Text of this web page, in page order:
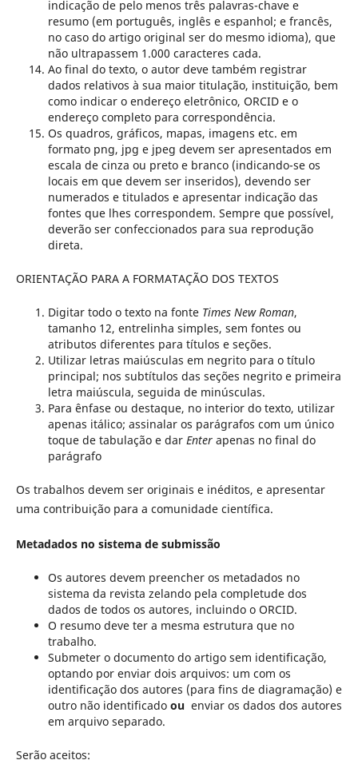
indicação de pelo menos três palavras-chave e
resumo (em português, inglês e espanhol; e francês,
no caso do artigo original ser do mesmo idioma), que
não ultrapassem 1.000 caracteres cada.
Ao final do texto, o autor deve também registrar
dados relativos à sua maior titulação, instituição, bem
como indicar o endereço eletrônico, ORCID e o
endereço completo para correspondência.
Os quadros, gráficos, mapas, imagens etc. em
formato png, jpg e jpeg devem ser apresentados em
escala de cinza ou preto e branco (indicando-se os
locais em que devem ser inseridos), devendo ser
numerados e titulados e apresentar indicação das
fontes que lhes correspondem. Sempre que possível,
deverão ser confeccionados para sua reprodução
direta.
ORIENTAÇÃO PARA A FORMATAÇÃO DOS TEXTOS
Digitar todo o texto na fonte Times New Roman,
tamanho 12, entrelinha simples, sem fontes ou
atributos diferentes para títulos e seções.
Utilizar letras maiúsculas em negrito para o título
principal; nos subtítulos das seções negrito e primeira
letra maiúscula, seguida de minúsculas.
Para ênfase ou destaque, no interior do texto, utilizar
apenas itálico; assinalar os parágrafos com um único
toque de tabulação e dar Enter apenas no final do
parágrafo
Os trabalhos devem ser originais e inéditos, e apresentar
uma contribuição para a comunidade científica.
Metadados no sistema de submissão
Os autores devem preencher os metadados no
sistema da revista zelando pela completude dos
dados de todos os autores, incluindo o ORCID.
O resumo deve ter a mesma estrutura que no
trabalho.
Submeter o documento do artigo sem identificação,
optando por enviar dois arquivos: um com os
identificação dos autores (para fins de diagramação) e
outro não identificado ouenviar os dados dos autores
em arquivo separado.
Serão aceitos: